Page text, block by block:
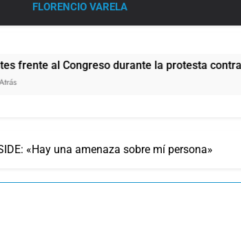
FLORENCIO VARELA
al Congreso durante la protesta contra la Ley
«Hay una amenaza sobre mí persona»